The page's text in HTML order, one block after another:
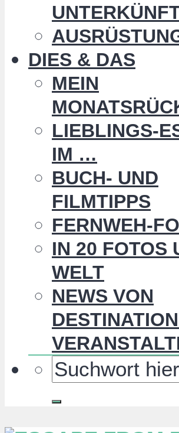
DIES & DAS
MEIN
LIEBLINGS-
IM …
BUCH- UND
FILMTIPPS
FERNWEH-
IN 20 FOTOS
WELT
NEWS VON